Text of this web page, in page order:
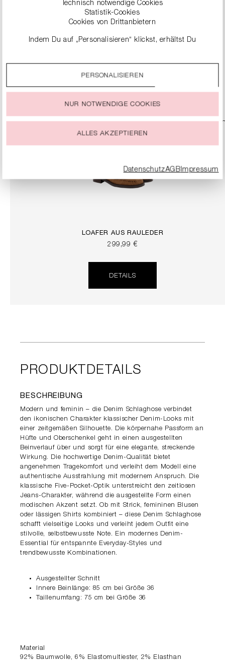
GEFLOCHTENER SHOPPER
DETAILS
LOAFER AUS RAULEDER
299,99 €
DETAILS
PRODUKTDETAILS
BESCHREIBUNG
Modern und feminin – die Denim Schlaghose verbindet
den ikonischen Charakter klassischer Denim-Looks mit
einer zeitgemäßen Silhouette. Die körpernahe Passform an
Hüfte und Oberschenkel geht in einen ausgestellten
Beinverlauf über und sorgt für eine elegante, streckende
Wirkung. Die hochwertige Denim-Qualität bietet
angenehmen Tragekomfort und verleiht dem Modell eine
authentische Ausstrahlung mit modernem Anspruch. Die
klassische Five-Pocket-Optik unterstreicht den zeitlosen
Jeans-Charakter, während die ausgestellte Form einen
modischen Akzent setzt. Ob mit Strick, femininen Blusen
oder lässigen Shirts kombiniert – diese Denim Schlaghose
schafft vielseitige Looks und verleiht jedem Outfit eine
stilvolle, selbstbewusste Note. Ein modernes Denim-
Essential für entspannte Everyday-Styles und
trendbewusste Kombinationen.
Ausgestellter Schnitt
Innere Beinlänge: 85 cm bei Größe 36
Taillenumfang: 75 cm bei Größe 36
Material
92% Baumwolle, 6% Elastomultiester, 2% Elasthan
Technisch notwendige Cookies
Statistik-Cookies
Cookies von Drittanbietern
Indem Du auf „Personalisieren“ klickst, erhältst Du
Durch einen Klick auf das Auswahlfeld „Alle akzeptieren“
stimmst Du der Verwendung aller Cookies zu, die unter
jeder Zeit ändern oder widerrufen.
PERSONALISIEREN
NUR NOTWENDIGE COOKIES
ALLES AKZEPTIEREN
DatenschutzAGBImpressum